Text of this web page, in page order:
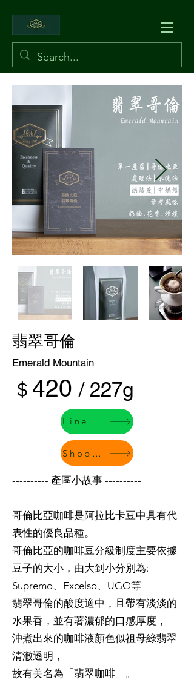
翡翠哥倫
Emerald Mountain
​＄ 420 / 227g
Line 下單
Shopee
---------- 產區小故事 ----------
哥倫比亞咖啡是阿拉比卡豆中具有代
表性的優良品種。
哥倫比亞的咖啡豆分級制度主要依據
豆子的大小，由大到小分別為:
Supremo、Excelso、UGQ等
翡翠哥倫的酸度適中，且帶有淡淡的
水果香，並有著濃郁的口感厚度，
沖煮出來的咖啡液顏色似祖母綠翡翠
清澈透明，
故有美名為「翡翠咖啡」。